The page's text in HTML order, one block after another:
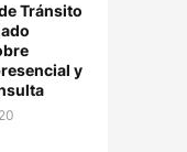
Tránsito
y